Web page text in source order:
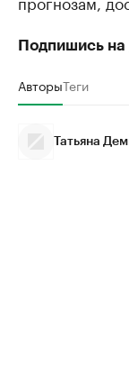
Подпишись на
АвторыТеги
Татьяна